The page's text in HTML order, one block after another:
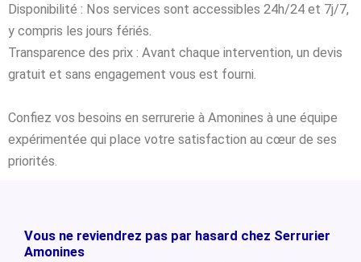
Disponibilité : Nos services sont accessibles 24h/24 et 7j/7,
y compris les jours fériés.
Transparence des prix : Avant chaque intervention, un devis
gratuit et sans engagement vous est fourni.
Confiez vos besoins en serrurerie à Amonines à une équipe
expérimentée qui place votre satisfaction au cœur de ses
priorités.
Vous ne reviendrez pas par hasard chez Serrurier
Amonines